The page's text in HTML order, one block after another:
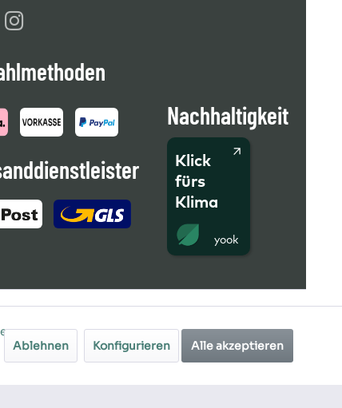
Nachhaltigkeit
Klick
fürs
Klima
Ablehnen Konfigurieren Alle akzeptieren